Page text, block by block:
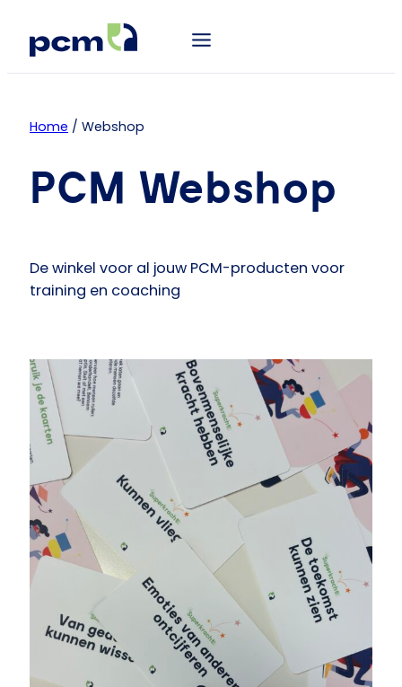
Home / Webshop
PCM Webshop
De winkel voor al jouw PCM-producten voor
training en coaching